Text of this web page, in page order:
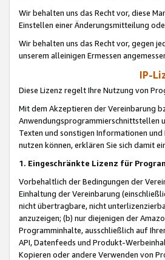
Wir behalten uns das Recht vor, diese
Einstellen einer Änderungsmitteilung
Wir behalten uns das Recht vor, gegen
unserem alleinigen Ermessen
IP-
Diese Lizenz regelt Ihre Nutzung von
Mit dem Akzeptieren der Vereinbarung
Anwendungsprogrammierschnittstellen
Texten und sonstigen Informationen
nutzen können, erklären Sie sich damit
1. Eingeschränkte Lizenz für
Vorbehaltlich der Bedingungen der
Einhaltung der Vereinbarung
nicht übertragbare, nicht
anzuzeigen; (b) nur diejenigen der
Programminhalte, ausschließlich auf
API, Datenfeeds und Produkt-
Kopieren oder andere Verwenden von